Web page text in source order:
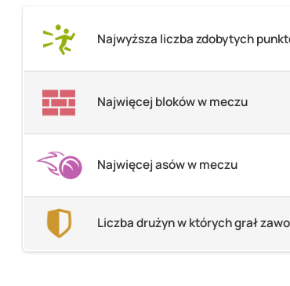
Najwyższa liczba zdobytych
Najwięcej bloków w meczu
Najwięcej asów w meczu
Liczba drużyn w których grał